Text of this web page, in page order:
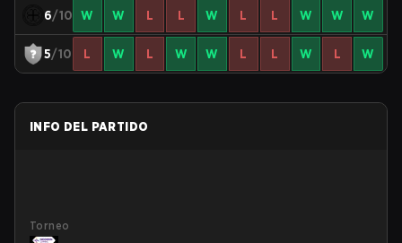
6/10 W W L L W L L W W W
5/10 L W L W W L L W L W
INFO DEL PARTIDO
Torneo